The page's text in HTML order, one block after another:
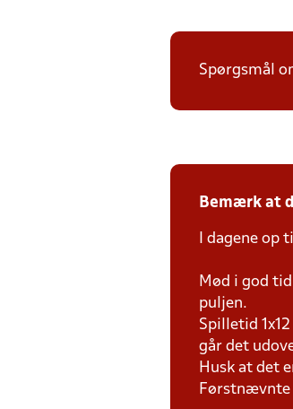
Spørgsmål
Bemærk at
I dagene
Mød i god
puljen.
Spilletid
går det
Husk at det
Førstnævnte